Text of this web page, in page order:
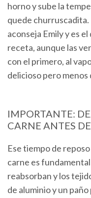
horno y sube la
quede churruscadita.
aconseja Emily y es
receta, aunque las
con el primero, al
delicioso pero menos
IMPORTANTE:
CARNE ANTES
Ese tiempo de
carne es
reabsorban y los
de aluminio y un